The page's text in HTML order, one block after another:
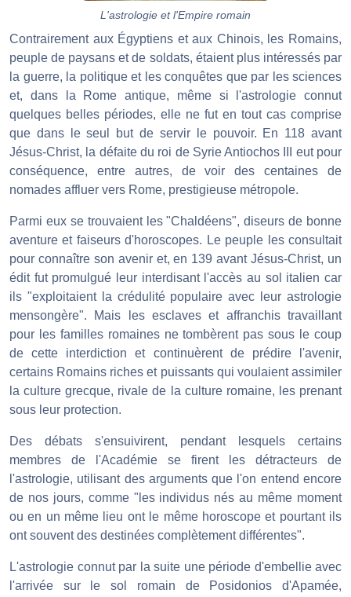
L'astrologie et l'Empire romain
Contrairement aux Égyptiens et aux Chinois, les Romains,
peuple de paysans et de soldats, étaient plus intéressés par
la guerre, la politique et les conquêtes que par les sciences
et, dans la Rome antique, même si l'astrologie connut
quelques belles périodes, elle ne fut en tout cas comprise
que dans le seul but de servir le pouvoir. En 118 avant
Jésus-Christ, la défaite du roi de Syrie Antiochos III eut pour
conséquence, entre autres, de voir des centaines de
nomades affluer vers Rome, prestigieuse métropole.
Parmi eux se trouvaient les "Chaldéens", diseurs de bonne
aventure et faiseurs d'horoscopes. Le peuple les consultait
pour connaître son avenir et, en 139 avant Jésus-Christ, un
édit fut promulgué leur interdisant l'accès au sol italien car
ils "exploitaient la crédulité populaire avec leur astrologie
mensongère". Mais les esclaves et affranchis travaillant
pour les familles romaines ne tombèrent pas sous le coup
de cette interdiction et continuèrent de prédire l'avenir,
certains Romains riches et puissants qui voulaient assimiler
la culture grecque, rivale de la culture romaine, les prenant
sous leur protection.
Des débats s'ensuivirent, pendant lesquels certains
membres de l'Académie se firent les détracteurs de
l'astrologie, utilisant des arguments que l'on entend encore
de nos jours, comme "les individus nés au même moment
ou en un même lieu ont le même horoscope et pourtant ils
ont souvent des destinées complètement différentes".
L'astrologie connut par la suite une période d'embellie avec
l'arrivée sur le sol romain de Posidonios d'Apamée,